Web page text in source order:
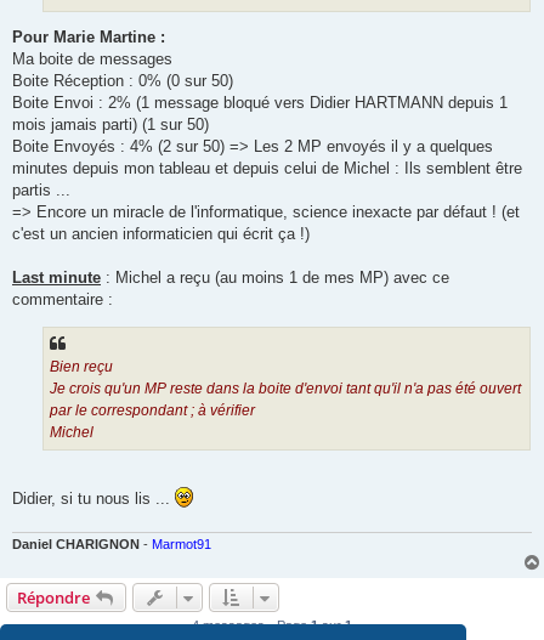
Pour Marie Martine :
Ma boite de messages
Boite Réception : 0% (0 sur 50)
Boite Envoi : 2% (1 message bloqué vers Didier HARTMANN depuis 1
mois jamais parti) (1 sur 50)
Boite Envoyés : 4% (2 sur 50) => Les 2 MP envoyés il y a quelques
minutes depuis mon tableau et depuis celui de Michel : Ils semblent être
partis ...
=> Encore un miracle de l'informatique, science inexacte par défaut ! (et
c'est un ancien informaticien qui écrit ça !)
Last minute : Michel a reçu (au moins 1 de mes MP) avec ce
commentaire :
Bien reçu
Je crois qu'un MP reste dans la boite d'envoi tant qu'il n'a pas été ouvert
par le correspondant ; à vérifier
Michel
Didier, si tu nous lis ...
Daniel CHARIGNON - Marmot91
Répondre
4 messages • Page1sur1